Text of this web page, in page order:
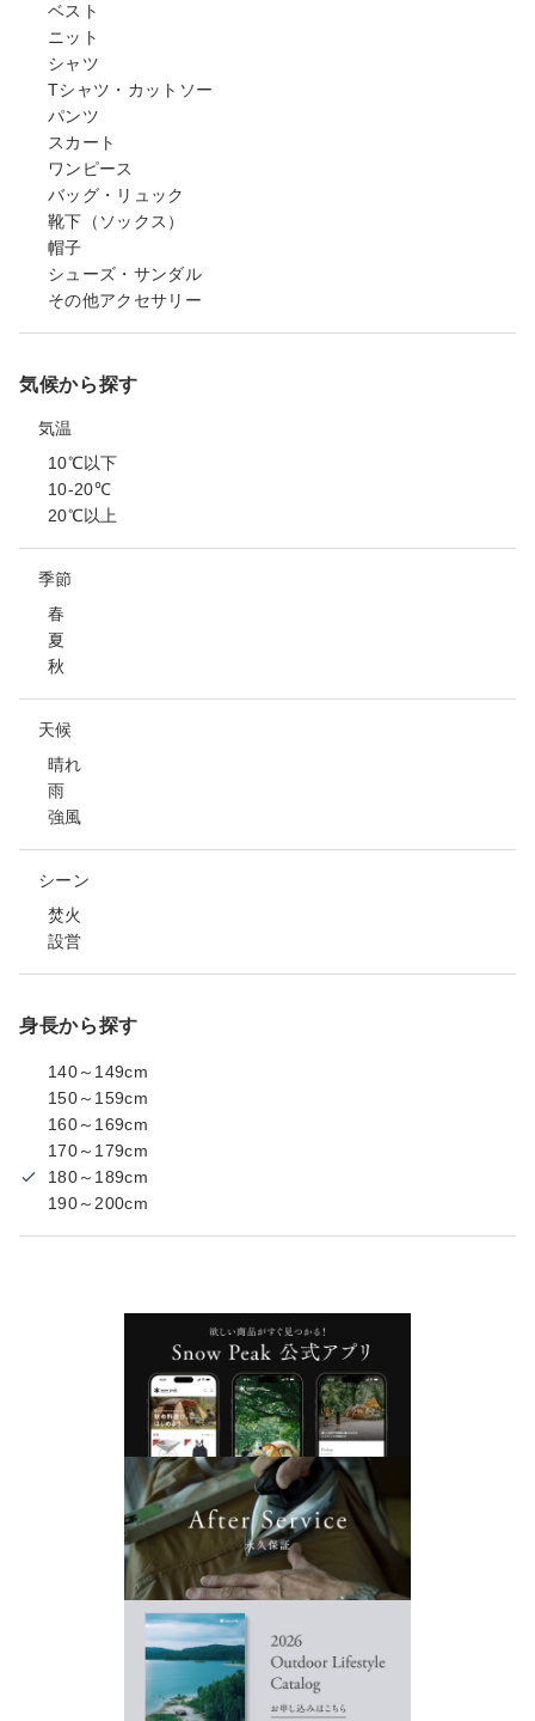
ベスト
ニット
シャツ
Tシャツ・カットソー
パンツ
スカート
ワンピース
バッグ・リュック
靴下（ソックス）
帽子
シューズ・サンダル
その他アクセサリー
気候から探す
気温
10℃以下
10-20℃
20℃以上
季節
春
夏
秋
天候
晴れ
雨
強風
シーン
焚火
設営
身長から探す
140～149cm
150～159cm
160～169cm
170～179cm
180～189cm
190～200cm